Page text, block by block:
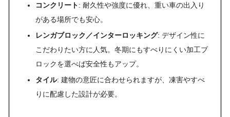
コンクリート: 耐久性や強度に優れ、重い車の出入り
がある場所でも安心。
レンガブロック／インターロッキング: デザイン性に
こだわりたい方に人気。冬期にもすべりにくい加工ブ
ロックを選べば安全性もアップ。
タイル: 建物の意匠に合わせられますが、凍害やすべ
りに配慮した設計が必要。